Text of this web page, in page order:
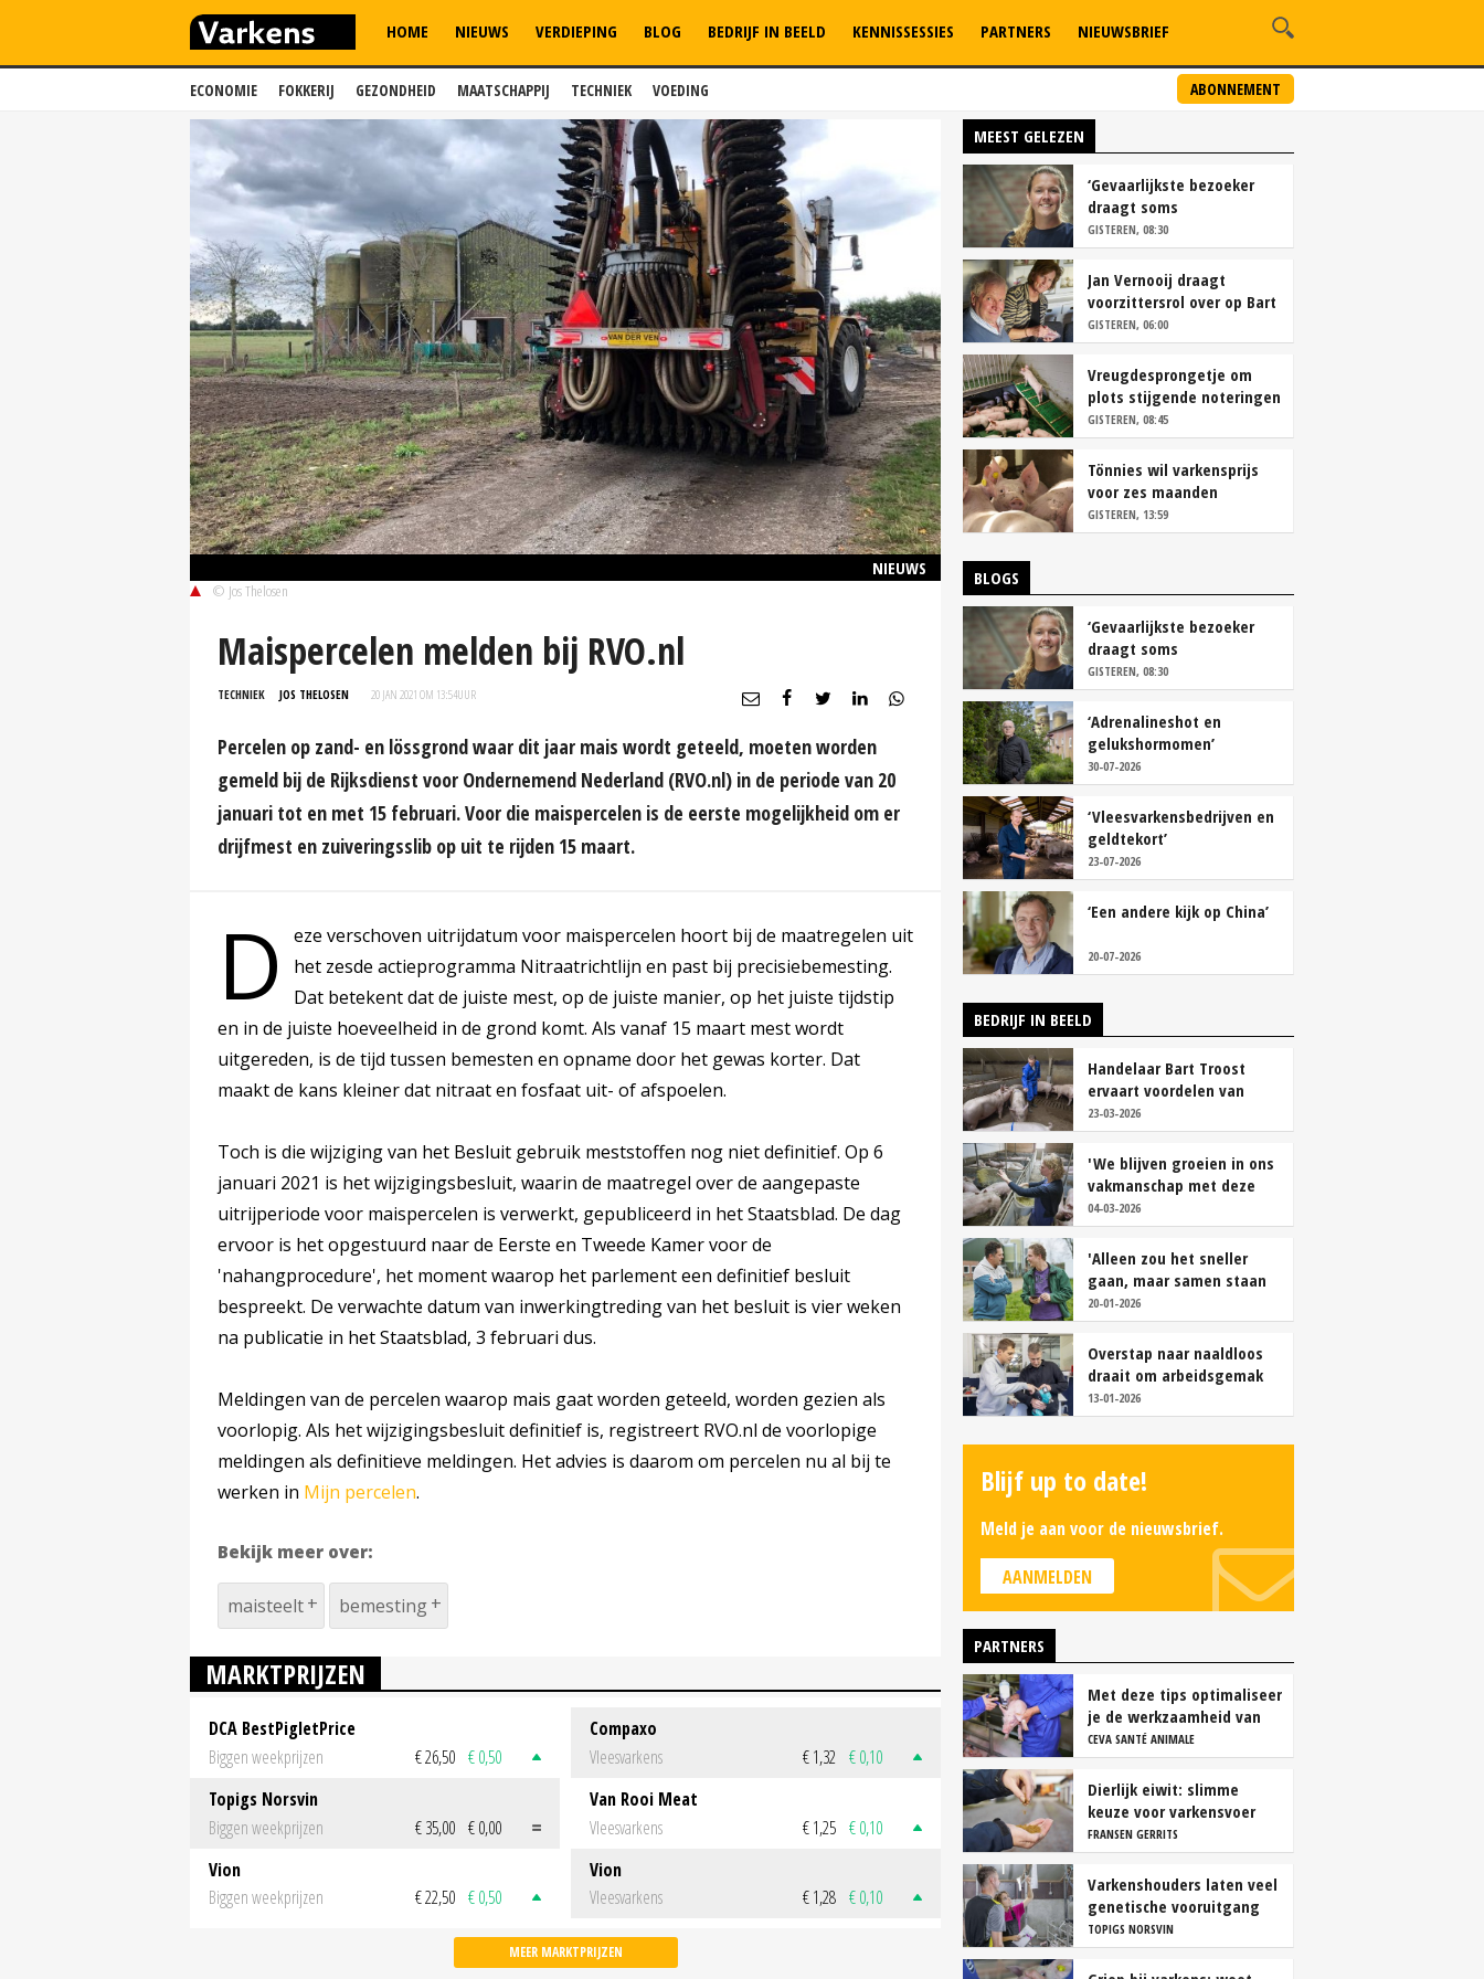
ECONOMIE FOKKERIJ GEZONDHEID MAATSCHAPPIJ TECHNIEK VOEDING ABONNEMENT
HOME NIEUWS VERDIEPING BLOG BEDRIJF IN BEELD KENNISSESSIES PARTNERS NIEUWSBRIEF
NIEUWS
© Jos Thelosen
Maispercelen melden bij RVO.nl
TECHNIEK JOS THELOSEN 20 JAN 2021 OM 13:54UUR
Percelen op zand- en lössgrond waar dit jaar mais wordt geteeld, moeten worden
gemeld bij de Rijksdienst voor Ondernemend Nederland (RVO.nl) in de periode van 20
januari tot en met 15 februari. Voor die maispercelen is de eerste mogelijkheid om er
drijfmest en zuiveringsslib op uit te rijden 15 maart.
D
eze verschoven uitrijdatum voor maispercelen hoort bij de maatregelen uit
het zesde actieprogramma Nitraatrichtlijn en past bij precisiebemesting.
Dat betekent dat de juiste mest, op de juiste manier, op het juiste tijdstip
en in de juiste hoeveelheid in de grond komt. Als vanaf 15 maart mest wordt
uitgereden, is de tijd tussen bemesten en opname door het gewas korter. Dat
maakt de kans kleiner dat nitraat en fosfaat uit- of afspoelen.
Toch is die wijziging van het Besluit gebruik meststoffen nog niet definitief. Op 6
januari 2021 is het wijzigingsbesluit, waarin de maatregel over de aangepaste
uitrijperiode voor maispercelen is verwerkt, gepubliceerd in het Staatsblad. De dag
ervoor is het opgestuurd naar de Eerste en Tweede Kamer voor de
'nahangprocedure', het moment waarop het parlement een definitief besluit
bespreekt. De verwachte datum van inwerkingtreding van het besluit is vier weken
na publicatie in het Staatsblad, 3 februari dus.
Meldingen van de percelen waarop mais gaat worden geteeld, worden gezien als
voorlopig. Als het wijzigingsbesluit definitief is, registreert RVO.nl de voorlopige
meldingen als definitieve meldingen. Het advies is daarom om percelen nu al bij te
werken in Mijn percelen.
Bekijk meer over:
maisteelt bemesting
MARKTPRIJZEN
DCA BestPigletPrice
Biggen weekprijzen
€ 26,50 € 0,50
Topigs Norsvin
Biggen weekprijzen
€ 35,00 € 0,00
Vion
Biggen weekprijzen
€ 22,50 € 0,50
Compaxo
Vleesvarkens
€ 1,32 € 0,10
Van Rooi Meat
Vleesvarkens
€ 1,25 € 0,10
Vion
Vleesvarkens
€ 1,28 € 0,10
MEER MARKTPRIJZEN
MEEST GELEZEN
‘Gevaarlijkste bezoeker
draagt soms
overschoenen’
GISTEREN, 08:30
Jan Vernooij draagt
voorzittersrol over op Bart
Camps
GISTEREN, 06:00
Vreugdesprongetje om
plots stijgende noteringen
GISTEREN, 08:45
Tönnies wil varkensprijs
voor zes maanden
vastleggen
GISTEREN, 13:59
BLOGS
‘Gevaarlijkste bezoeker
draagt soms
overschoenen’
GISTEREN, 08:30
‘Adrenalineshot en
gelukshormomen’
30-07-2026
‘Vleesvarkensbedrijven en
geldtekort’
23-07-2026
‘Een andere kijk op China’
20-07-2026
BEDRIJF IN BEELD
Handelaar Bart Troost
ervaart voordelen van
coöperatieve voerfusie
23-03-2026
'We blijven groeien in ons
vakmanschap met deze
teamaanpak'
04-03-2026
'Alleen zou het sneller
gaan, maar samen staan
we stukken sterker'
20-01-2026
Overstap naar naaldloos
draait om arbeidsgemak
en diervriendelijkheid
13-01-2026
Blijf up to date!
Meld je aan voor de nieuwsbrief.
AANMELDEN
PARTNERS
Met deze tips optimaliseer
je de werkzaamheid van
vaccins
CEVA SANTÉ ANIMALE
Dierlijk eiwit: slimme
keuze voor varkensvoer
FRANSEN GERRITS
Varkenshouders laten veel
genetische vooruitgang
liggen
TOPIGS NORSVIN